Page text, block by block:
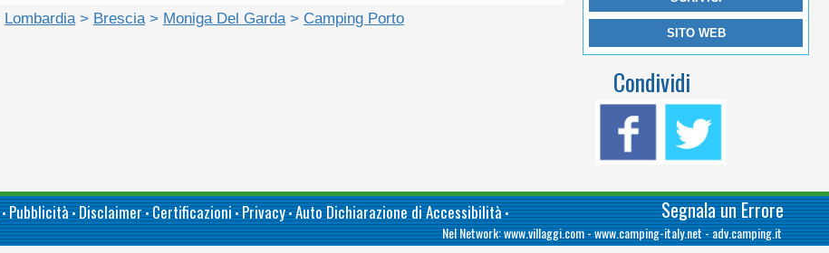
Lombardia > Brescia > Moniga Del Garda > Camping Porto
SITO WEB
Condividi
Segnala un Errore
•Pubblicità•Disclaimer•Certificazioni•Privacy•Auto Dichiarazione di Accessibilità•
Nel Network:www.villaggi.com-www.camping-italy.net-adv.camping.it